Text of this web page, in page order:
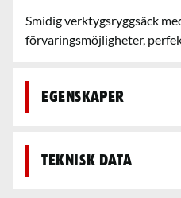
Smidig verktygsryggsäck
förvaringsmöjligheter,
Egenskaper
Teknisk data